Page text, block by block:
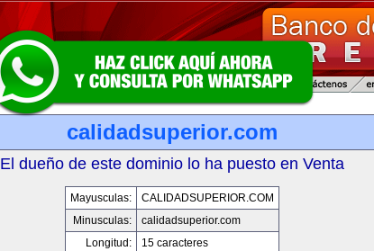
calidadsuperior.com
El dueño de este dominio lo ha puesto en Venta
Mayusculas:
CALIDADSUPERIOR.COM
Minusculas:
calidadsuperior.com
Longitud:
15 caracteres